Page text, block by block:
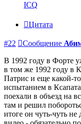
ICQ
Цитата
#22 Сообщение
В 1992 году в Форте
в том же 1992 году в
Патрис и еще какой-
испытанием в
поехали в объезд на
там и решил
итоге он чуть-чуть